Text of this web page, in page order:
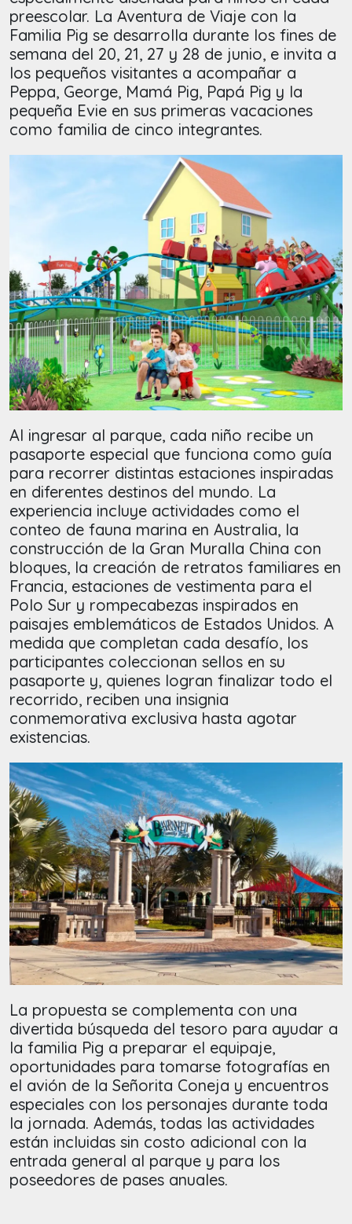
preescolar. La Aventura de Viaje con la
Familia Pig se desarrolla durante los fines de
semana del 20, 21, 27 y 28 de junio, e invita a
los pequeños visitantes a acompañar a
Peppa, George, Mamá Pig, Papá Pig y la
pequeña Evie en sus primeras vacaciones
como familia de cinco integrantes.
Al ingresar al parque, cada niño recibe un
pasaporte especial que funciona como guía
para recorrer distintas estaciones inspiradas
en diferentes destinos del mundo. La
experiencia incluye actividades como el
conteo de fauna marina en Australia, la
construcción de la Gran Muralla China con
bloques, la creación de retratos familiares en
Francia, estaciones de vestimenta para el
Polo Sur y rompecabezas inspirados en
paisajes emblemáticos de Estados Unidos. A
medida que completan cada desafío, los
participantes coleccionan sellos en su
pasaporte y, quienes logran finalizar todo el
recorrido, reciben una insignia
conmemorativa exclusiva hasta agotar
existencias.
La propuesta se complementa con una
divertida búsqueda del tesoro para ayudar a
la familia Pig a preparar el equipaje,
oportunidades para tomarse fotografías en
el avión de la Señorita Coneja y encuentros
especiales con los personajes durante toda
la jornada. Además, todas las actividades
están incluidas sin costo adicional con la
entrada general al parque y para los
poseedores de pases anuales.